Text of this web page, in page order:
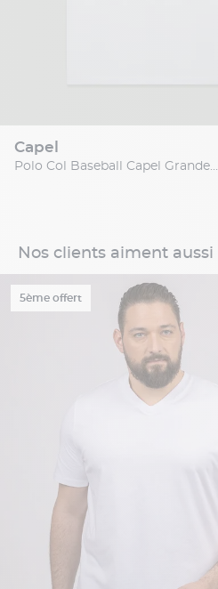
capel
Polo Col Baseball Capel Grande Taille
Nos clients aiment aussi
5ème offert